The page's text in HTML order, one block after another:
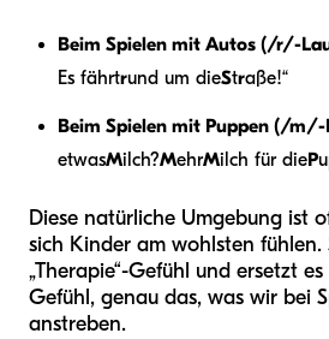
Beim Spielen mit Autos (/r/-
Es fährtrund um dieStraße!“
Beim Spielen mit Puppen (/m/-
etwasMilch?MehrMilch für dieP
Diese natürliche Umgebung ist
sich Kinder am wohlsten fühlen.
„Therapie“-Gefühl und ersetzt
Gefühl, genau das, was wir bei
anstreben.